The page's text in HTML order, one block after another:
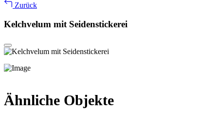
Zurück
Kelchvelum mit Seidenstickerei
Ähnliche Objekte